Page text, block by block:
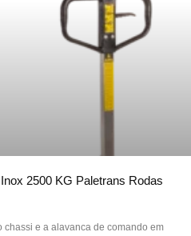
2500 KG Paletrans Rodas
chassi e a alavanca de comando em